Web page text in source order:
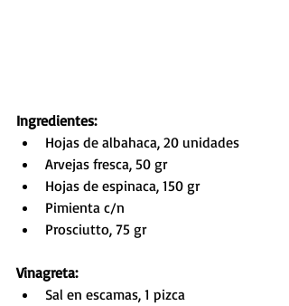
Ingredientes:
Hojas de albahaca, 20 unidades
Arvejas fresca, 50 gr
Hojas de espinaca, 150 gr
Pimienta c/n
Prosciutto, 75 gr
Vinagreta:
Sal en escamas, 1 pizca